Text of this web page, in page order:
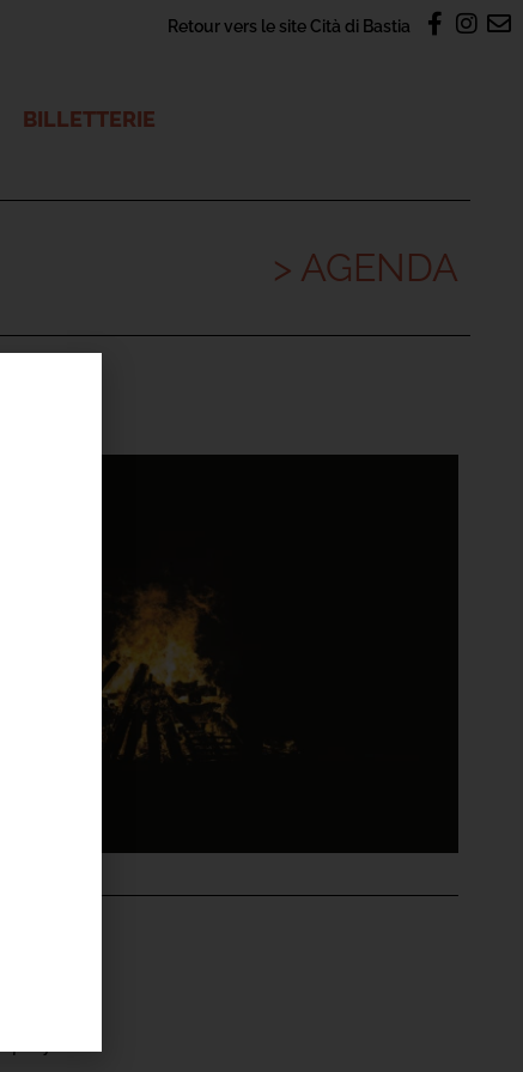
Retour vers le site Cità di Bastia
BILLETTERIE
> AGENDA